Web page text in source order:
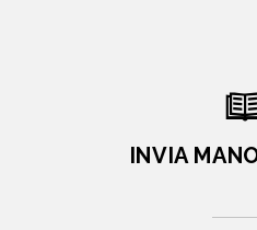
INVIA